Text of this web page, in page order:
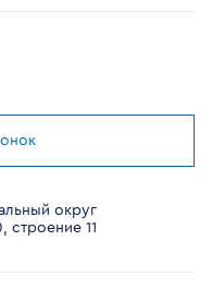
округ
11